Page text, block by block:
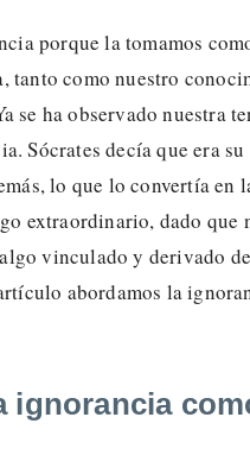
porque la tomamos
tanto como nuestro
se ha observado nuestra
Sócrates decía que era
lo que lo convertía en
extraordinario, dado que
vinculado y derivado
abordamos la
ignorancia